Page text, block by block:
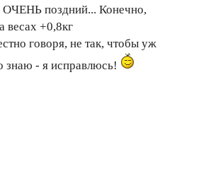
ОЧЕНЬ поздний... Конечно,
весах +0,8кг
говоря, не так, чтобы уж
знаю - я исправлюсь!